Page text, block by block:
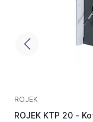
ROJEK
ROJEK